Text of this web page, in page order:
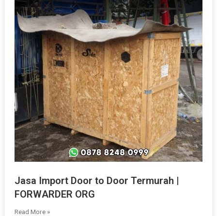
Jasa Import Door to Door Termurah |
FORWARDER ORG
Read More »